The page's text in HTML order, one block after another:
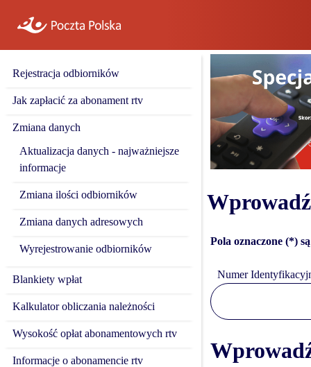
Rejestracja odbiorników
Jak zapłacić za abonament rtv
Zmiana danych
Aktualizacja danych - najważniejsze
informacje
Zmiana ilości odbiorników
Zmiana danych adresowych
Wyrejestrowanie odbiorników
Blankiety wpłat
Kalkulator obliczania należności
Wysokość opłat abonamentowych rtv
Informacje o abonamencie rtv
Pola oznaczone (*)
Numer